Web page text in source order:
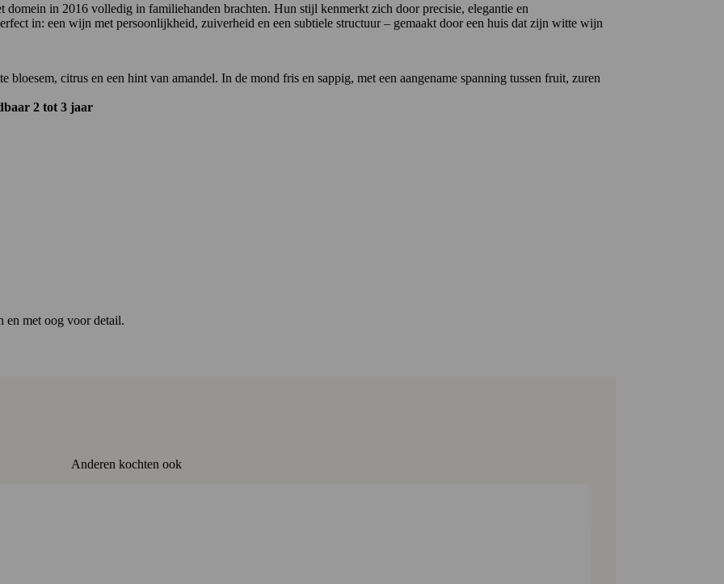
in 2016 volledig in familiehanden brachten. Hun stijl kenmerkt zich door precisie, elegantie en
in: een wijn met persoonlijkheid, zuiverheid en een subtiele structuur – gemaakt door een huis dat zijn witte wijn
citrus en een hint van amandel. In de mond fris en sappig, met een aangename spanning tussen fruit, zuren
2 tot 3 jaar
en met oog voor detail.
Anderen kochten ook